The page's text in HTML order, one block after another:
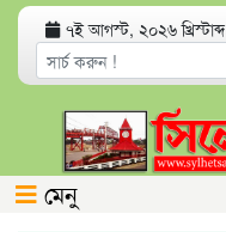
৭ই আগস্ট, ২০২৬ খ্রিস্টাব্দ
মেনু